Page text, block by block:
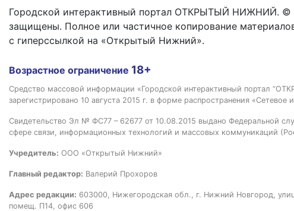
Городской интерактивный портал ОТКРЫТЫЙ НИЖНИЙ. ©
защищены. Полное или частичное копирование
с гиперссылкой на «Открытый Нижний».
Возрастное ограничение 18+
Средство массовой информации «Городской интерактивный портал
зарегистрировано 10 августа 2015 г. в форме распространения «Сетевое
Свидетельство Эл № ФС77 – 62677 от 10.08.2015 выдано Федеральной
сфере связи, информационных технологий и массовых коммуникаций
Учредитель: ООО «Открытый Нижний»
Главный редактор: Валерий Прохоров
Адрес редакции: 603000, Нижегородская обл., г. Нижний Новгород,
помещ. П14, офис 606